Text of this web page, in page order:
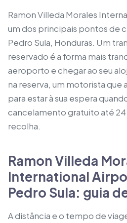
Ramon Villeda Morales
um dos principais pontos de
Pedro Sula, Honduras. Um
reservado é a forma mais
aeroporto e chegar ao seu
na reserva, um motorista que
para estar à sua espera
cancelamento gratuito até 24
recolha.
Ramon Villeda
International
Pedro Sula: guia
A distância e o tempo de